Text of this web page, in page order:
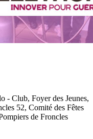
- Club, Foyer des Jeunes,
52, Comité des Fêtes
de Froncles